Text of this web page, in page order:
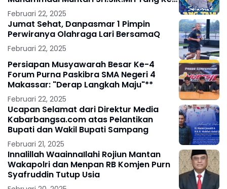
41 Tahun
Februari 22, 2025
Jumat Sehat, Danpasmar 1 Pimpin
Perwiranya Olahraga Lari BersamaQ
Februari 22, 2025
Persiapan Musyawarah Besar Ke-4
Forum Purna Paskibra SMA Negeri 4
Makassar: "Derap Langkah Maju"**
Februari 22, 2025
Ucapan Selamat dari Direktur Media
Kabarbangsa.com atas Pelantikan
Bupati dan Wakil Bupati Sampang
Februari 21, 2025
Innalillah WaainnaIlahi Rojiun Mantan
Wakapolri dan Menpan RB Komjen Purn
Syafruddin Tutup Usia